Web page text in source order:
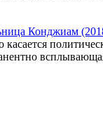
Конджиам